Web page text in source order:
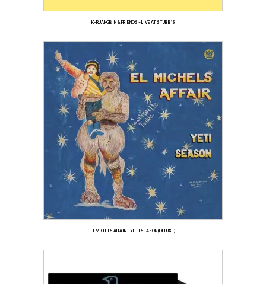
KHRUANGBIN & FRIENDS – LIVE AT STUBB’S
EL MICHELS AFFAIR – YETI SEASON (DELUXE)